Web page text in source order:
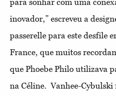
para sonhar com uma
inovador,” escreveu a
passerelle para este desfile
France, que muitos
que Phoebe Philo utilizava
na Céline. Vanhee-Cybulski